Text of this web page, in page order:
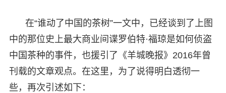
在“谁动了中国的茶树”一文中，已经谈到了上图
中的那位史上最大商业间谍罗伯特·福琼是如何侦盗
中国茶种的事件，也援引了《羊城晚报》2016年曾
刊载的文章观点。在这里，为了说得明白透彻一
些，再次引述如下：